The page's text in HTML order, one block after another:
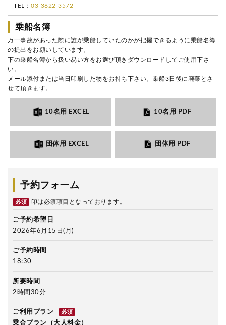
TEL： 03-3622-3572
乗船名簿
万一事故があった際に誰が乗船していたのかが把握できるように乗船名簿
の提出をお願いしています。
下の乗船名簿から扱い易い方をお選び頂きダウンロードしてご使用下さ
い。
メール添付または当日印刷した物をお持ち下さい。乗船3日後に廃棄とさ
せて頂きます。
10名用 EXCEL 10名用 PDF
団体用 EXCEL 団体用 PDF
予約フォーム
必須 印は必須項目となっております。
ご予約希望日
2026年6月15日(月)
ご予約時間
18:30
所要時間
2時間30分
ご利用プラン 必須
乗合プラン（大人料金）